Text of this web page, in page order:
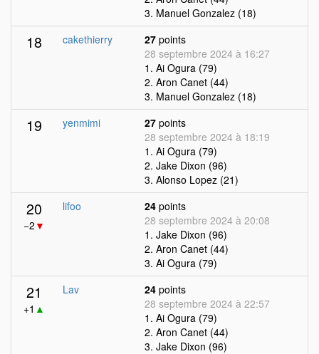
3. Manuel Gonzalez (18)
18 cakethierry 27 points
28 septembre 2024 à 16:27
1. Ai Ogura (79)
2. Aron Canet (44)
3. Manuel Gonzalez (18)
19 yenmimi 27 points
28 septembre 2024 à 18:19
1. Ai Ogura (79)
2. Jake Dixon (96)
3. Alonso Lopez (21)
20
−2 ▼
lifoo 24 points
28 septembre 2024 à 20:08
1. Jake Dixon (96)
2. Aron Canet (44)
3. Ai Ogura (79)
21
+1 ▲
Lav 24 points
28 septembre 2024 à 22:57
1. Ai Ogura (79)
2. Aron Canet (44)
3. Jake Dixon (96)